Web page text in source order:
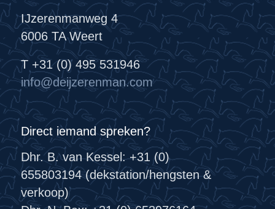
IJzerenmanweg 4
6006 TA Weert
T +31 (0) 495 531946
info@deijzerenman.com
Direct iemand spreken?
Dhr. B. van Kessel: +31 (0)
655803194 (dekstation/hengsten &
verkoop)